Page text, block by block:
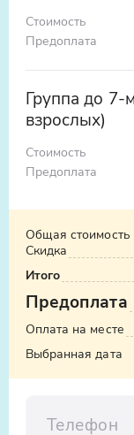
Стоимость
Предоплата
Группа до 7-
взрослых)
Стоимость
Предоплата
Общая стоимость
Скидка
Итого
Предоплата
Оплата на месте
Выбранная дата